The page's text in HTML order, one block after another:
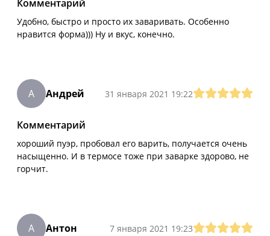
Комментарий
Удобно, быстро и просто их заваривать. Особенно
нравится форма))) Ну и вкус, конечно.
А Андрей 31 января 2021 19:22
Комментарий
хороший пуэр, пробовал его варить, получается очень
насыщенно. И в термосе тоже при заварке здорово, не
горчит.
А Антон 7 января 2021 19:23